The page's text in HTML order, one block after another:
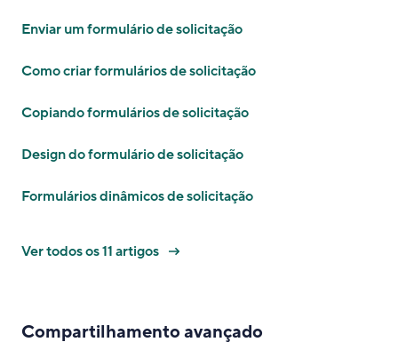
Enviar um formulário de solicitação
Como criar formulários de solicitação
Copiando formulários de solicitação
Design do formulário de solicitação
Formulários dinâmicos de solicitação
Ver todos os 11 artigos
Compartilhamento avançado